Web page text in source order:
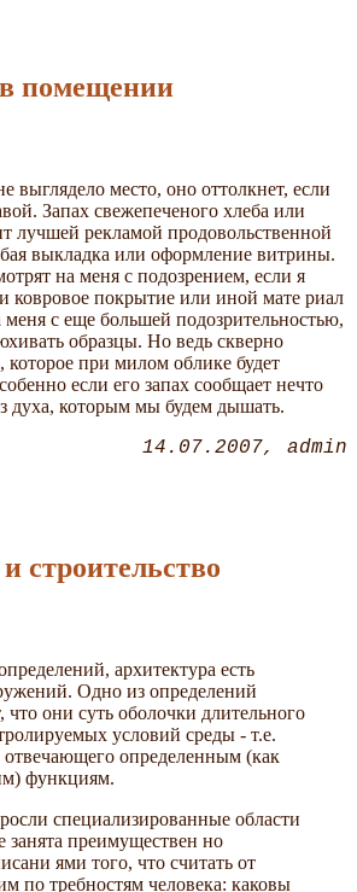
в помещении
выглядело место, оно оттолкнет, если
Запах свежепеченого хлеба или
лучшей рекламой продовольственной
выкладка или оформление витрины.
на меня с подозрением, если я
ковровое покрытие или иной мате риал
меня с еще большей подозрительностью,
образцы. Но ведь скверно
которое при милом облике будет
если его запах сообщает нечто
духа, которым мы будем дышать.
14.07.2007 admin
и строительство
архитектура есть
Одно из определений
что они суть оболочки длительного
условий среды - т.е.
отвечающего определенным (как
функциям.
специализированные области
занята преимуществен но
ями того, что считать от
по требностям человека: каковы